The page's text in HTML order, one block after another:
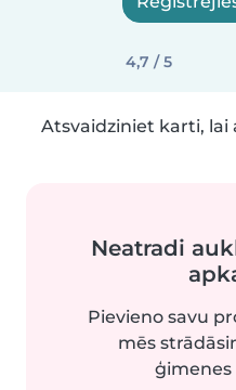
4,7 / 5
Atsvaidziniet karti,
Neatradi
Pievieno savu
mēs
ģimenes